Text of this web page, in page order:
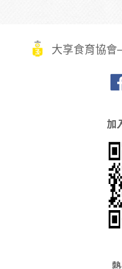
大享食育協
加